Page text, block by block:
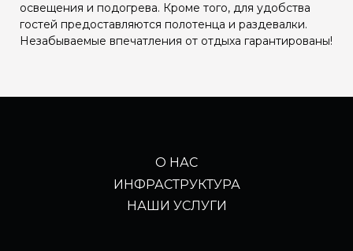
освещения и подогрева. Кроме того, для удобства
гостей предоставляются полотенца и раздевалки.
Незабываемые впечатления от отдыха гарантированы!
О НАС
ИНФРАСТРУКТУРА
НАШИ УСЛУГИ